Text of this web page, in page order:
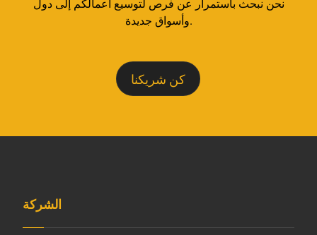
نحن نبحث باستمرار عن فرص لتوسيع أعمالكم إلى دول
وأسواق جديدة.
كن شريكنا
الشركة